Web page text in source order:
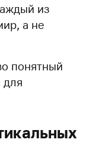
из
а не
понятный
для